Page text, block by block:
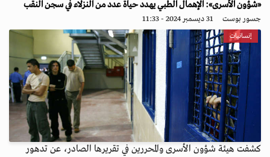
«شؤون الأسرى»: الإهمال الطبي يهدد حياة عدد من النزلاء في سجن النقب
جسور بوست 31 ديسمبر 2024 - 11:33
إنسانيات
كشفت هيئة شؤون الأسرى والمحررين في تقريرها الصادر، عن تدهور